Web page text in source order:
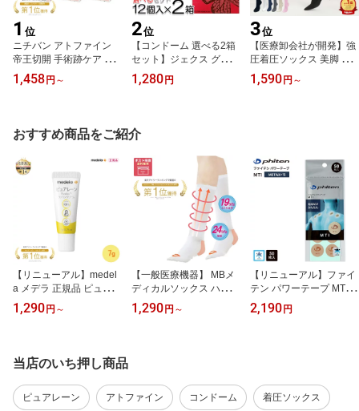
1 位
ニチバン アトファイン
帝王切開 手術跡ケア 傷
あとを目立たなくする 傷
口ケアテープ 低刺激 SS
1,458 円 ～
2位
【コンドーム 選べる2箱
セット】ジェクス グラマ
ラスバタフライ(ホット 1
000・モイスト 1000)各1
男性 女性 GLAMOUROU
S BUTTERFLY プレゼン
1,280 円
3位
【医療卸会社が開発】強
圧着圧ソックス 美脚 む
くみ レディース着圧ソッ
クス 弾性ストッキング
ソックス
1,590 円 ～
おすすめ商品をご紹介
【リニューアル】medel
a メデラ 正規品 ピュアレ
ーン 7g Pure Lan100 天
然成分 ラノリン100% 無
ーム 出産準備 ベビーグ
ッズ 乳頭クリーム
1,290 円 ～
【一般医療機器】 MBメ
ディカルソックス ハイソ
ックス メンズ レディー
ス 男性 女性日本製 着圧
1,290 円 ～
【リニューアル】ファイ
テン パワーテープ MTI M
ETAX+Ti 50枚入 ファイ
テンテープ 炭化 チタン
2,190 円
当店のいち押し商品
ピュアレーン アトファイン コンドーム 着圧ソックス